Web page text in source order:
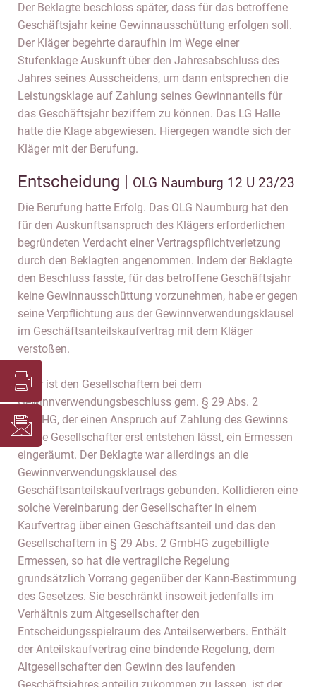
Der Beklagte beschloss später, dass für das betroffene
Geschäftsjahr keine Gewinnausschüttung erfolgen soll.
Der Kläger begehrte daraufhin im Wege einer
Stufenklage Auskunft über den Jahresabschluss des
Jahres seines Ausscheidens, um dann entsprechen die
Leistungsklage auf Zahlung seines Gewinnanteils für
das Geschäftsjahr beziffern zu können. Das LG Halle
hatte die Klage abgewiesen. Hiergegen wandte sich der
Kläger mit der Berufung.
Entscheidung | OLG Naumburg 12 U 23/23
Die Berufung hatte Erfolg. Das OLG Naumburg hat den
für den Auskunftsanspruch des Klägers erforderlichen
begründeten Verdacht einer Vertragspflichtverletzung
durch den Beklagten angenommen. Indem der Beklagte
den Beschluss fasste, für das betroffene Geschäftsjahr
keine Gewinnausschüttung vorzunehmen, habe er gegen
seine Verpflichtung aus der Gewinnverwendungsklausel
im Geschäftsanteilskaufvertrag mit dem Kläger
verstoßen.
Zwar ist den Gesellschaftern bei dem
Gewinnverwendungsbeschluss gem. § 29 Abs. 2
GmbHG, der einen Anspruch auf Zahlung des Gewinns
an die Gesellschafter erst entstehen lässt, ein Ermessen
eingeräumt. Der Beklagte war allerdings an die
Gewinnverwendungsklausel des
Geschäftsanteilskaufvertrags gebunden. Kollidieren eine
solche Vereinbarung der Gesellschafter in einem
Kaufvertrag über einen Geschäftsanteil und das den
Gesellschaftern in § 29 Abs. 2 GmbHG zugebilligte
Ermessen, so hat die vertragliche Regelung
grundsätzlich Vorrang gegenüber der Kann-Bestimmung
des Gesetzes. Sie beschränkt insoweit jedenfalls im
Verhältnis zum Altgesellschafter den
Entscheidungsspielraum des Anteilserwerbers. Enthält
der Anteilskaufvertrag eine bindende Regelung, dem
Altgesellschafter den Gewinn des laufenden